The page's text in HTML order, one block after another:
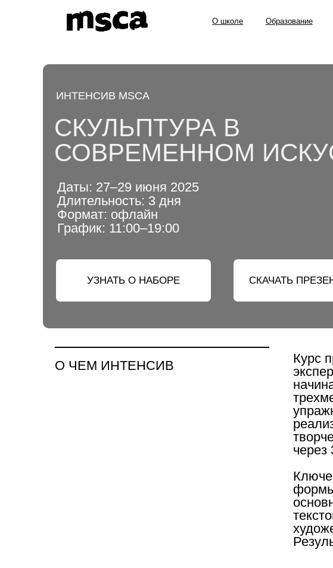
Образование Блог
О школе
СКУЛЬПТУРА В
СОВРЕМЕННОМ
ИНТЕНСИВ MSCA
УЗНАТЬ О НАБОРЕ
Даты: 27–29 июня 2025
Длительность: 3 дня
Формат: офлайн
График: 11:00–19:00
СКАЧАТЬ
О ЧЕМ ИНТЕНСИВ
Курс
через
формы